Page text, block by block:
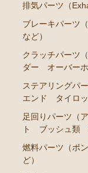
排気パーツ（
ブレーキパーツ
など）
クラッチパーツ
ダー オーバー
ステアリングパ
エンド タイロ
足回りパーツ（
ト ブッシュ類
燃料パーツ（ポ
ど）